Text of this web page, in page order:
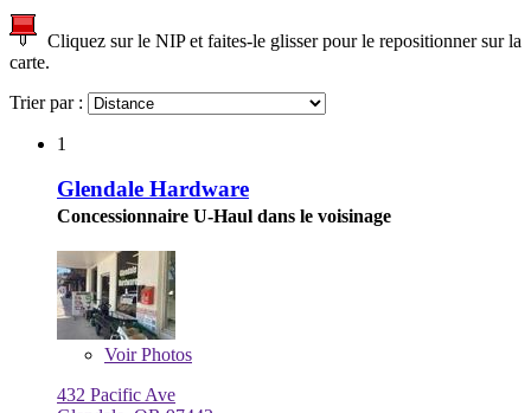
Cliquez sur le NIP et faites-le glisser pour le repositionner sur la
carte.
Trier par :
1
Glendale Hardware
Concessionnaire U-Haul dans le voisinage
VoirPhotos
432 Pacific Ave